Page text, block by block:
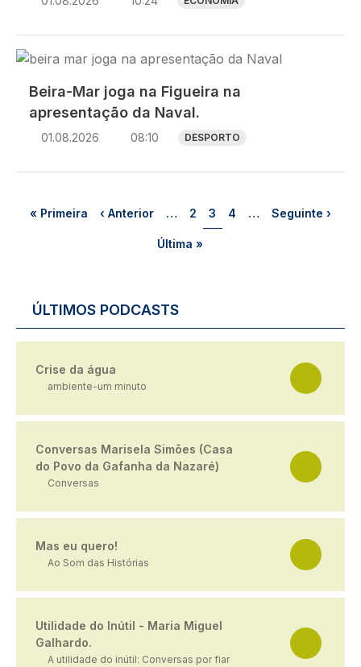
Imagem
Beira-Mar joga na Figueira na
apresentação da Naval.
01.08.2026 08:10 DESPORTO
Primeira página
« Primeira Página anterior
‹ Anterior … Página
2 Página
3 Página
4 … Próxima página
Seguinte ›
Última página
Última »
ÚLTIMOS PODCASTS
Crise da água
ambiente-um minuto
Conversas Marisela Simões (Casa
do Povo da Gafanha da Nazaré)
Conversas
Mas eu quero!
Ao Som das Histórias
Utilidade do Inútil - Maria Miguel
Galhardo.
A utilidade do inútil: Conversas por fiar